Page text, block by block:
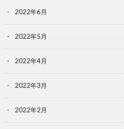
2022年6月
2022年5月
2022年4月
2022年3月
2022年2月